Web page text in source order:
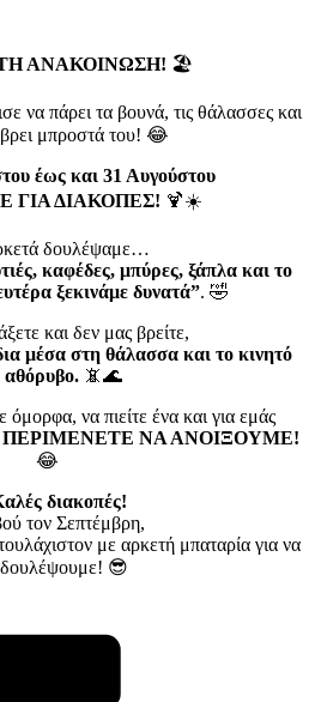
ΑΝΑΚΟΙΝΩΣΗ! 🏖️
να πάρει τα βουνά, τις θάλασσες και
μπροστά του! 😂
έως και 31 Αυγούστου
ΓΙΑ ΔΙΑΚΟΠΕΣ! 🍹☀️
δουλέψαμε…
καφέδες, μπύρες, ξάπλα και το
ξεκινάμε δυνατά”. 🤣
και δεν μας βρείτε,
μέσα στη θάλασσα και το κινητό
αθόρυβο. 📵🌊
να πιείτε ένα και για εμάς
ΝΑ ΑΝΟΙΞΟΥΜΕ!
😂
διακοπές!
τον Σεπτέμβρη,
με αρκετή μπαταρία για να
😎